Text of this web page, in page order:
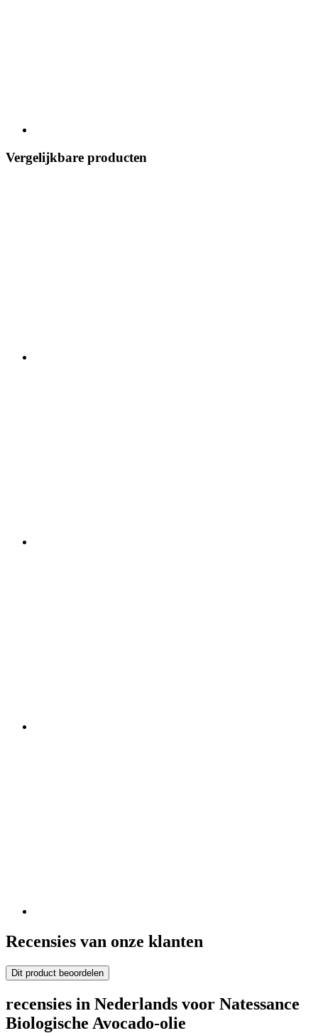
Vergelijkbare producten
Recensies van onze klanten
Dit product beoordelen
recensies in Nederlands voor Natessance
Biologische Avocado-olie